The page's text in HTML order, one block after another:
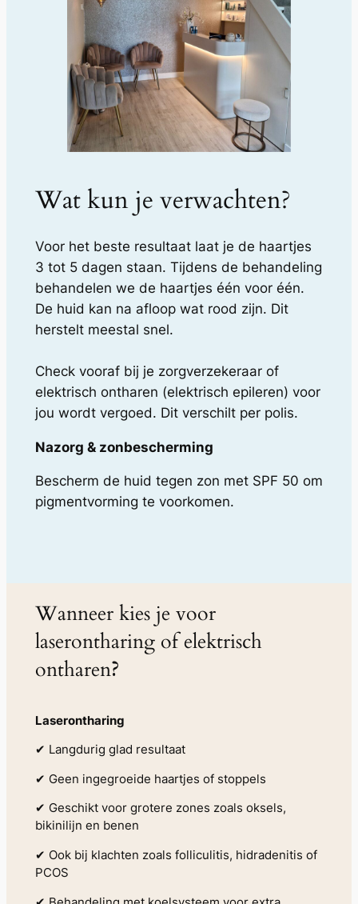
Wat kun je verwachten?
Voor het beste resultaat laat je de haartjes
3 tot 5 dagen staan. Tijdens de behandeling
behandelen we de haartjes één voor één.
De huid kan na afloop wat rood zijn. Dit
herstelt meestal snel.
Check vooraf bij je zorgverzekeraar of
elektrisch ontharen (elektrisch epileren) voor
jou wordt vergoed. Dit verschilt per polis.
Nazorg & zonbescherming
Bescherm de huid tegen zon met SPF 50 om
pigmentvorming te voorkomen.
Wanneer kies je voor
laserontharing of elektrisch
ontharen?
Laserontharing
✔ Langdurig glad resultaat
✔ Geen ingegroeide haartjes of stoppels
✔ Geschikt voor grotere zones zoals oksels,
bikinilijn en benen
✔ Ook bij klachten zoals folliculitis, hidradenitis of
PCOS